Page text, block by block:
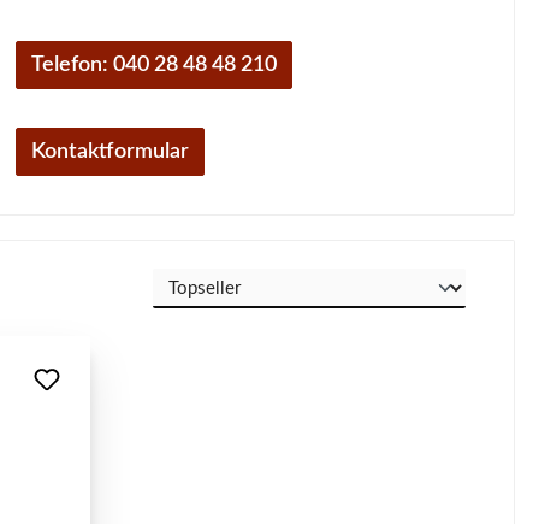
Telefon: 040 28 48 48 210
Kontaktformular